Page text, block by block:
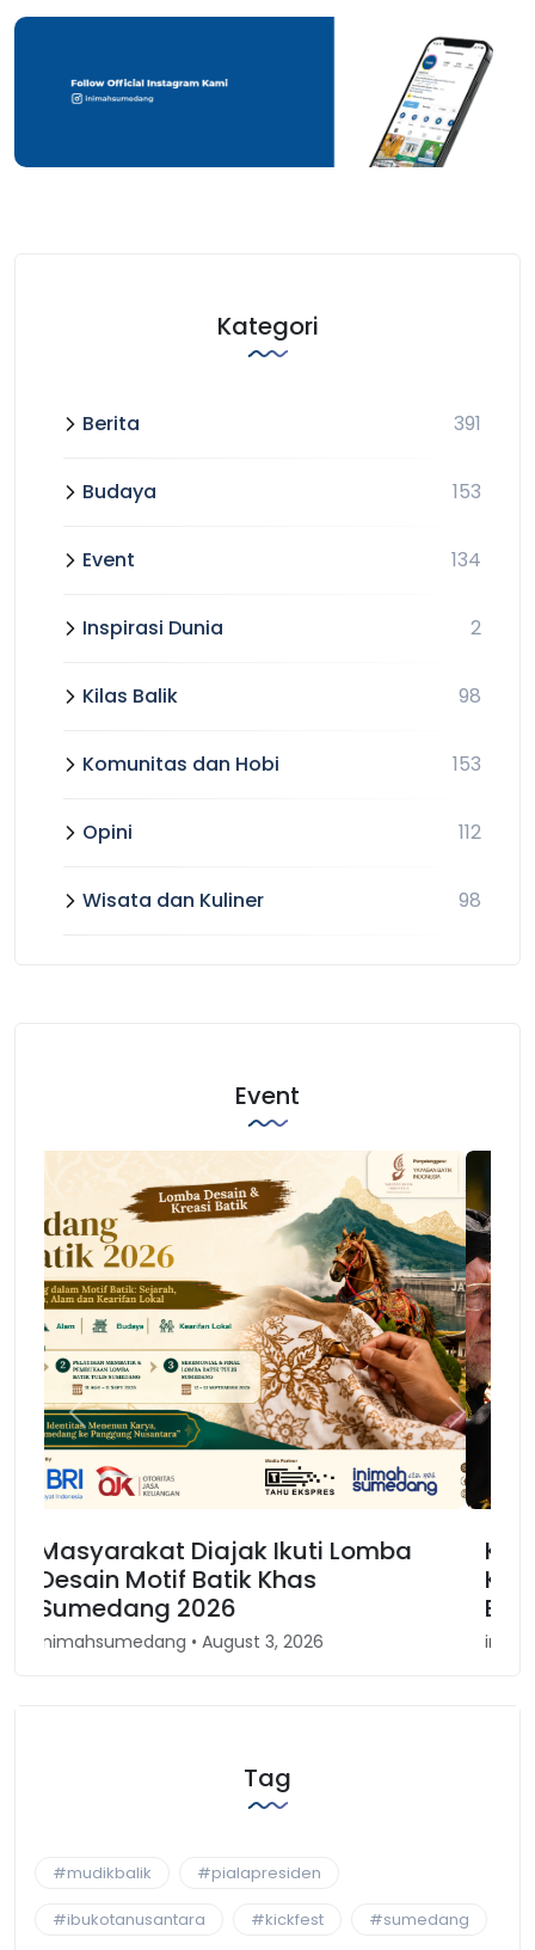
Kategori
Berita 391
Budaya 153
Event 134
Inspirasi Dunia 2
Kilas Balik 98
Komunitas dan Hobi 153
Opini 112
Wisata dan Kuliner 98
Event
Karnaval Binokasih, Merajut
Kembali Spirit Kesundaan di Jawa
Barat
inimahsumedang • April 30, 2026
Previous Next
Tag
#mudikbalik #pialapresiden
#ibukotanusantara #kickfest #sumedang